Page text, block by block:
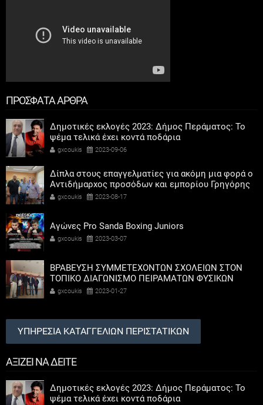
ΠΡΟΣΦΑΤΑ ΑΡΘΡΑ
Δημοτικές εκλογές 2023: Δήμος Περάματος: Το
ψέμα τελικά έχει κοντά ποδάρια
gxcoukis 2023-09-06
Δίπλα στους επαγγελματίες για ακόμη μια φορά ο
Αντιδήμαρχος προσόδων και εμπορίου Γρηγόρης
Καψοκόλης
gxcoukis 2023-08-17
Αγώνες Pro Sanda Boxing Juniors
gxcoukis 2023-03-07
ΒΡΑΒΕΥΣΗ ΣΥΜΜΕΤΕΧΟΝΤΩΝ ΣΧΟΛΕΙΩΝ ΣΤΟΝ
ΤΟΠΙΚΟ ΔΙΑΓΩΝΙΣΜΟ ΠΕΙΡΑΜΑΤΩΝ ΦΥΣΙΚΩΝ
ΕΠΙΣΤΗΜΩΝ
gxcoukis 2023-01-27
ΥΠΗΡΕΣΙΑ ΚΑΤΑΓΓΕΛΙΩΝ ΠΕΡΙΣΤΑΤΙΚΩΝ
ΑΞΙΖΕΙ ΝΑ ΔΕΙΤΕ
Δημοτικές εκλογές 2023: Δήμος Περάματος: Το
ψέμα τελικά έχει κοντά ποδάρια